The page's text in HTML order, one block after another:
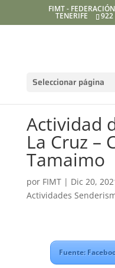
FIMT -
TENERIFE 922
Seleccionar página
Actividad
La Cruz –
Tamaimo
por FIMT| Dic 20,
Actividades
Fuente: